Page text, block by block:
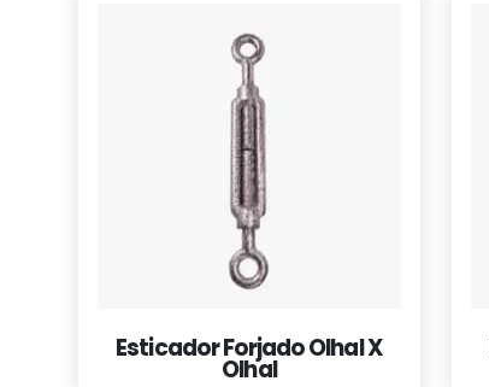
Esticador Forjado Olhal X
Olhal